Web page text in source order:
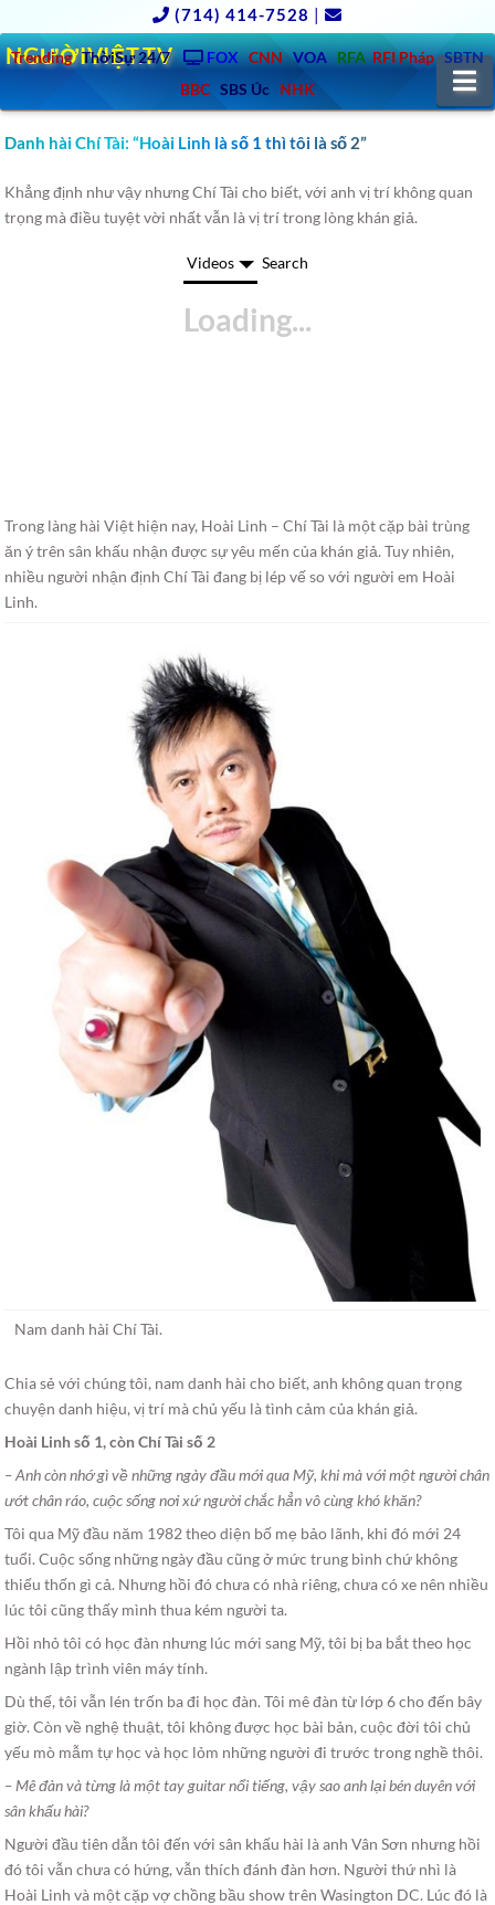
(714) 414-7528 |
Trending ThờiSự 24/7 FOX CNN VOA RFA RFI Pháp SBTN
BBC SBS Úc NHK
NGƯỜIVIỆT.TV
Danh hài Chí Tài: “Hoài Linh là số 1 thì tôi là số 2”
Khẳng định như vậy nhưng Chí Tài cho biết, với anh vị trí không quan
trọng mà điều tuyệt vời nhất vẫn là vị trí trong lòng khán giả.
Videos Search
Trong làng hài Việt hiện nay, Hoài Linh – Chí Tài là một cặp bài trùng
ăn ý trên sân khấu nhận được sự yêu mến của khán giả. Tuy nhiên,
nhiều người nhận định Chí Tài đang bị lép vế so với người em Hoài
Linh.
Nam danh hài Chí Tài.
Chia sẻ với chúng tôi, nam danh hài cho biết, anh không quan trọng
chuyện danh hiệu, vị trí mà chủ yếu là tình cảm của khán giả.
Hoài Linh số 1, còn Chí Tài số 2
– Anh còn nhớ gì về những ngày đầu mới qua Mỹ, khi mà với một người chân
ướt chân ráo, cuộc sống nơi xứ người chắc hẳn vô cùng khó khăn?
Tôi qua Mỹ đầu năm 1982 theo diện bố mẹ bảo lãnh, khi đó mới 24
tuổi. Cuộc sống những ngày đầu cũng ở mức trung bình chứ không
thiếu thốn gì cả. Nhưng hồi đó chưa có nhà riêng, chưa có xe nên nhiều
lúc tôi cũng thấy mình thua kém người ta.
Hồi nhỏ tôi có học đàn nhưng lúc mới sang Mỹ, tôi bị ba bắt theo học
ngành lập trình viên máy tính.
Dù thế, tôi vẫn lén trốn ba đi học đàn. Tôi mê đàn từ lớp 6 cho đến bây
giờ. Còn về nghệ thuật, tôi không được học bài bản, cuộc đời tôi chủ
yếu mò mẫm tự học và học lỏm những người đi trước trong nghề thôi.
– Mê đàn và từng là một tay guitar nổi tiếng, vậy sao anh lại bén duyên với
sân khấu hài?
Người đầu tiên dẫn tôi đến với sân khấu hài là anh Vân Sơn nhưng hồi
đó tôi vẫn chưa có hứng, vẫn thích đánh đàn hơn. Người thứ nhì là
Hoài Linh và một cặp vợ chồng bầu show trên Wasington DC. Lúc đó là